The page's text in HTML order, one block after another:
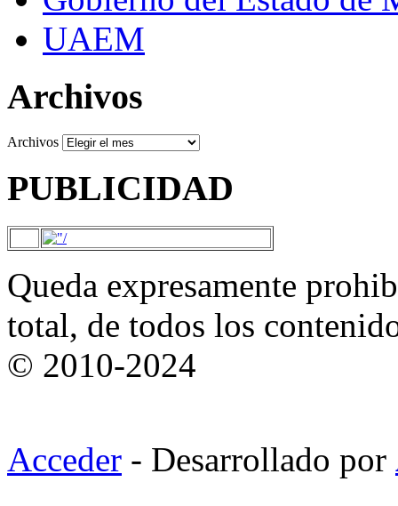
UAEM
Archivos
Archivos
PUBLICIDAD
Queda expresamente
total, de todos los
© 2010-2024
Acceder - Desarrollado por